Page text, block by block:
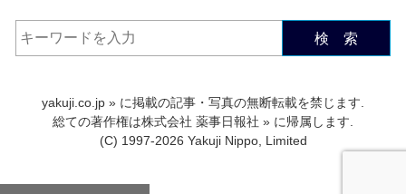
検 索
yakuji.co.jp » に掲載の記事・写真の無断転載を禁じます.
総ての著作権は株式会社 薬事日報社 » に帰属します.
(C) 1997-2026 Yakuji Nippo, Limited